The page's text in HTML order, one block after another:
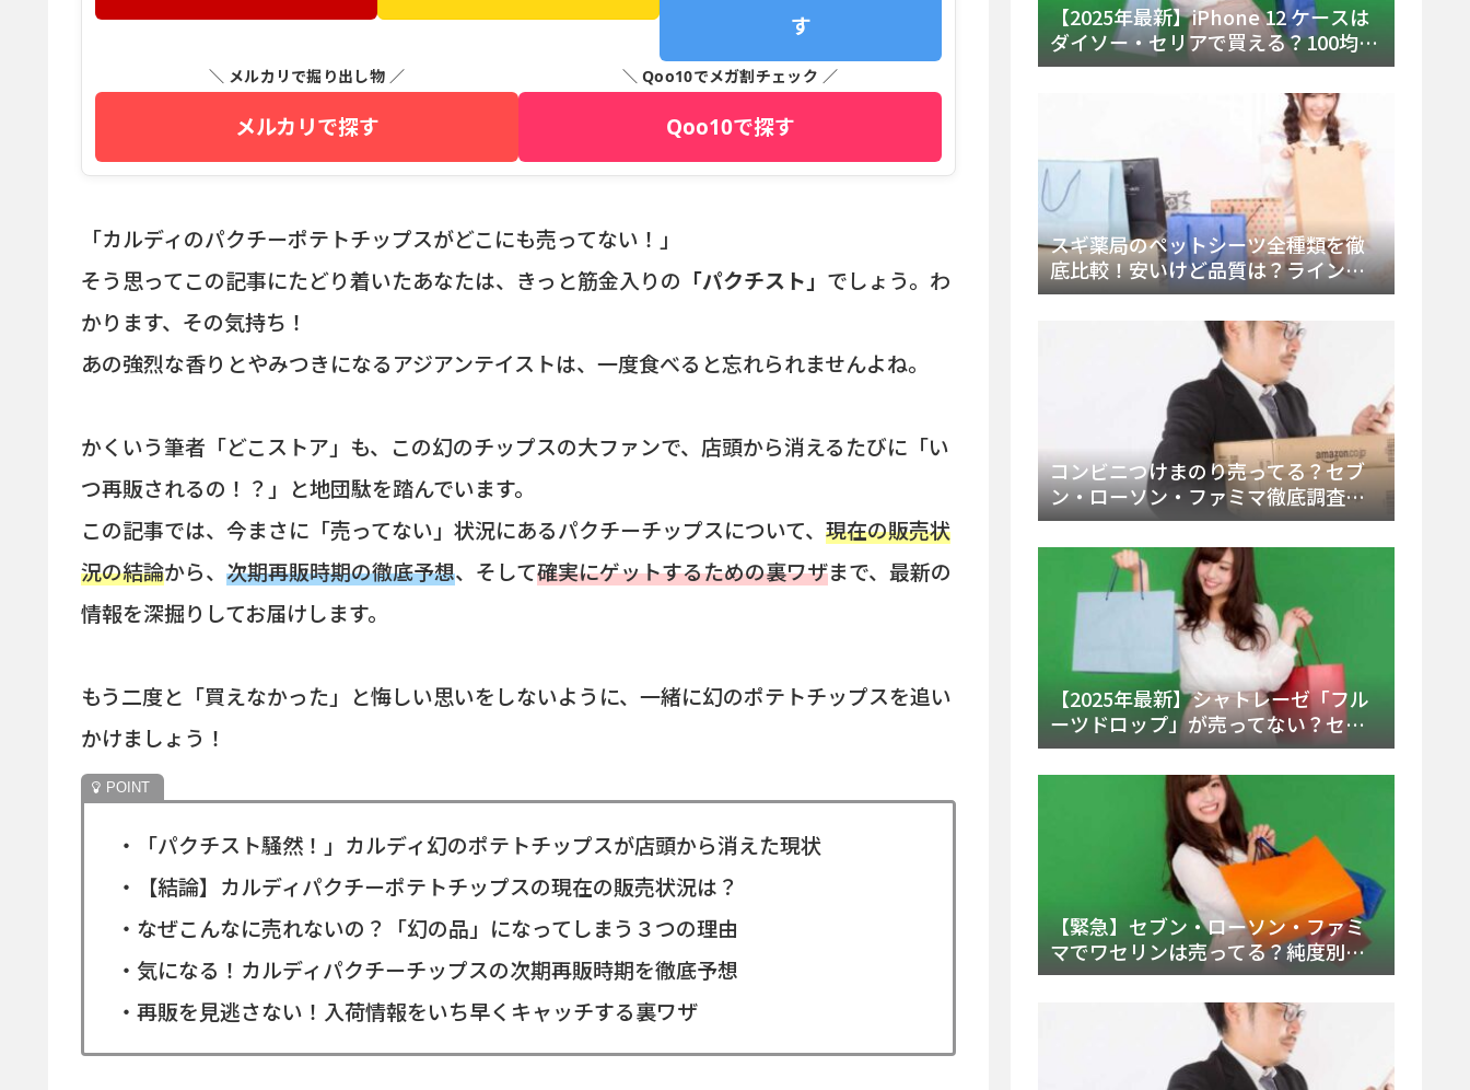
す
＼ メルカリで掘り出し物 ／
メルカリで探す
＼ Qoo10でメガ割チェック ／
Qoo10で探す
「カルディのパクチーポテトチップスがどこにも売ってない！」
そう思ってこの記事にたどり着いたあなたは、きっと筋金入りの 「パクチスト」 でしょう。わ
かります、その気持ち！
あの強烈な香りとやみつきになるアジアンテイストは、一度食べると忘れられませんよね。
かくいう筆者「どこストア」も、この幻のチップスの大ファンで、店頭から消えるたびに「い
つ再販されるの！？」と地団駄を踏んでいます。
この記事では、今まさに「売ってない」状況にあるパクチーチップスについて、 現在の販売状
況の結論から、 次期再販時期の徹底予想、そして確実にゲットするための裏ワザまで、最新の
情報を深掘りしてお届けします。
もう二度と「買えなかった」と悔しい思いをしないように、一緒に幻のポテトチップスを追い
かけましょう！
・「パクチスト騒然！」カルディ幻のポテトチップスが店頭から消えた現状
・【結論】カルディパクチーポテトチップスの現在の販売状況は？
・なぜこんなに売れないの？「幻の品」になってしまう３つの理由
・気になる！カルディパクチーチップスの次期再販時期を徹底予想
・再販を見逃さない！入荷情報をいち早くキャッチする裏ワザ
【2025年最新】iPhone 12 ケースは
ダイソー・セリアで買える？100均の
在庫状況と失敗しない選び方を徹底
スギ薬局のペットシーツ全種類を徹
底比較！安いけど品質は？ラインナ
ップと販売店（Amazon・楽天含む）
コンビニつけまのり売ってる？セブ
ン・ローソン・ファミマ徹底調査！
ドンキや薬局、Amazon楽天で買う方
法まとめ
【2025年最新】シャトレーゼ「フル
ーツドロップ」が売ってない？セブ
ンでの販売終了理由と代替アイスを
徹底解説！
【緊急】セブン・ローソン・ファミ
マでワセリンは売ってる？純度別お
すすめ品と販売場所を徹底まとめ